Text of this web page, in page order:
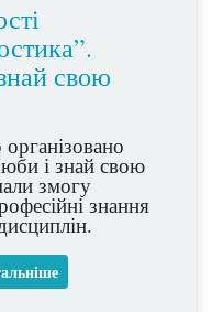
свою
і знай свою
змогу
знання